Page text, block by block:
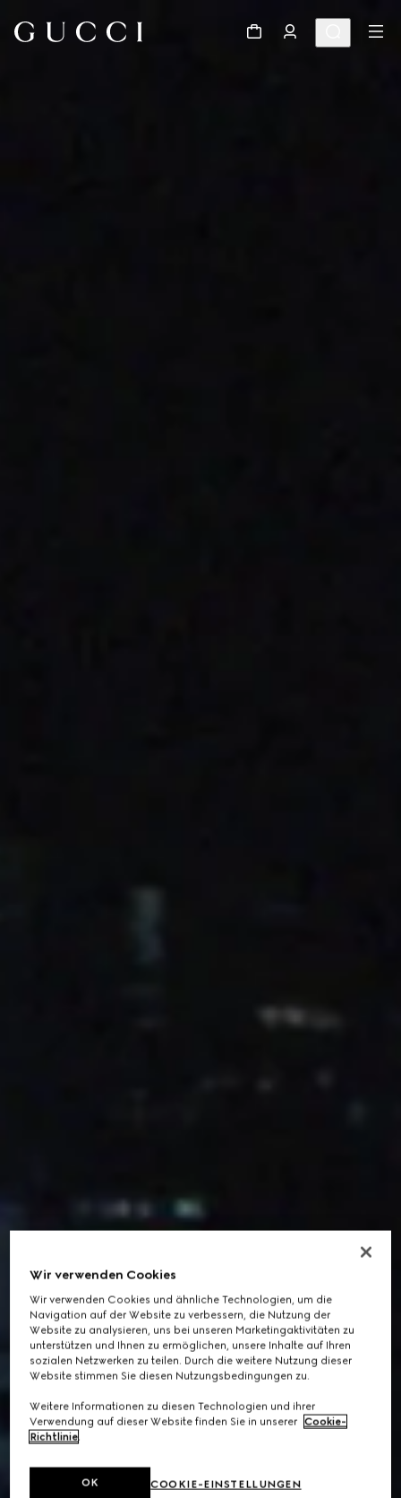
Wir verwenden Cookies
Wir verwenden Cookies und ähnliche Technologien, um die
Navigation auf der Website zu verbessern, die Nutzung der
Website zu analysieren, uns bei unseren Marketingaktivitäten zu
unterstützen und Ihnen zu ermöglichen, unsere Inhalte auf Ihren
sozialen Netzwerken zu teilen. Durch die weitere Nutzung dieser
Website stimmen Sie diesen Nutzungsbedingungen zu.
Weitere Informationen zu diesen Technologien und ihrer
Verwendung auf dieser Website finden Sie in unserer Cookie-
Richtlinie.
COOKIE-EINSTELLUNGEN
OK